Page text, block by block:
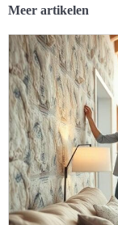
Meer artikelen